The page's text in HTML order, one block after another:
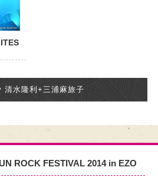
清水隆利+三浦麻旅子
ROCK FESTIVAL 2014 in EZO